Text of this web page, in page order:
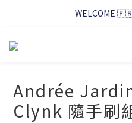
WELCOME
WELCOME
馬賽好友季~
Andrée
Clynk 隨手刷